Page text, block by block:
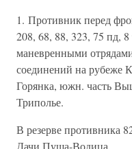
1. Противник перед
208, 68, 88, 323, 75 пд,
маневренными
соединений на рубеже
Горянка, южн. часть
Триполье.
В резерве противника
Дачи Пуща-Водица.